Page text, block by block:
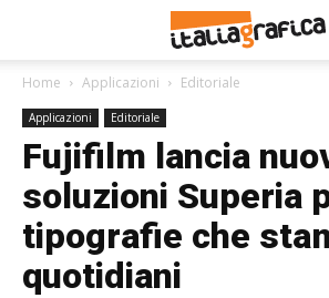
Home Applicazioni Editoriale
Applicazioni Editoriale
Fujifilm lancia
soluzioni Superia
tipografie che
quotidiani